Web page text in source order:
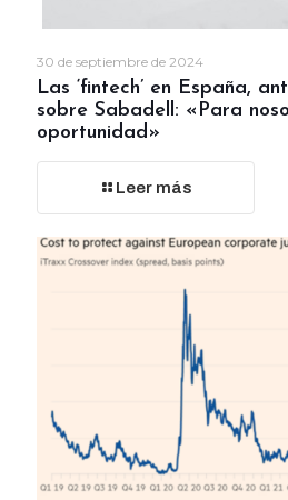
30 de septiembre de 2024
Las ‘fintech’ en España,
sobre Sabadell: «Para
oportunidad»
Leer más